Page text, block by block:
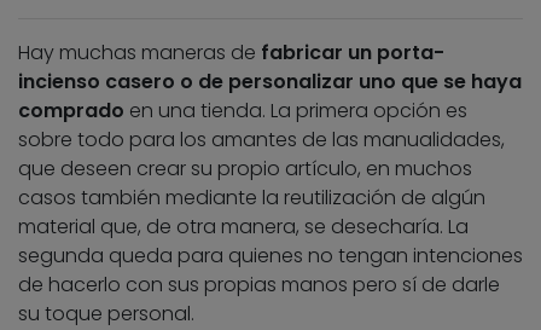
Hay muchas maneras de fabricar un porta-
incienso casero o de personalizar uno que se haya
comprado en una tienda. La primera opción es
sobre todo para los amantes de las manualidades,
que deseen crear su propio artículo, en muchos
casos también mediante la reutilización de algún
material que, de otra manera, se desecharía. La
segunda queda para quienes no tengan intenciones
de hacerlo con sus propias manos pero sí de darle
su toque personal.